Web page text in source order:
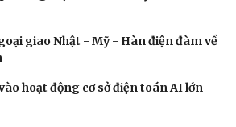
giao Nhật - Mỹ - Hàn điện đàm về
hoạt động cơ sở điện toán AI lớn